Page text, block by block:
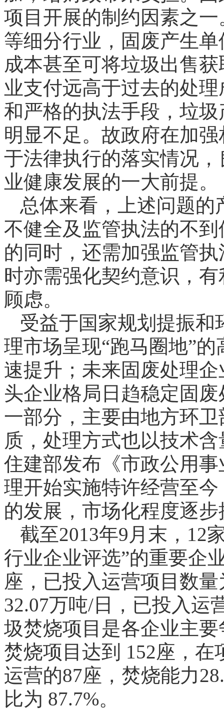
项目开展的制约因素之
等细分行业，固废产生
成本甚至可将垃圾出售
业支付远高于过去的处
和严格的执法手段，垃
明显不足。故政府在加
于法律执行的落实情况
业健康发展的一大前提。
总体来看，上述问题的
不健全及监管执法的不
的同时，还需加强监管
时亦需强化契约意识，
顾虑。
受益于国家规划提振
理市场呈现“跑马圈地”
速提升；未来固废处理
头企业格局日趋稳定固
一部分，主要由地方环
质，处理方式也以技术
住建部发布《市政公用
理开始实施特许经营至
的发展，市场化程度逐步
截至2013年9月末，12
行业企业评选”的重要企
座，已投入运营项目数
32.07万吨/日，已投入运
圾焚烧项目是各企业主
焚烧项目达到 152座，在
运营的87座，焚烧能力
比为 87.7%。